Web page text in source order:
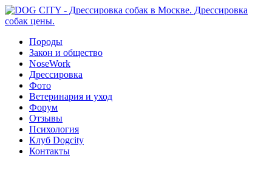
Породы
Закон и общество
NoseWork
Дрессировка
Фото
Ветеринария и уход
Форум
Отзывы
Психология
Клуб Dogcity
Контакты